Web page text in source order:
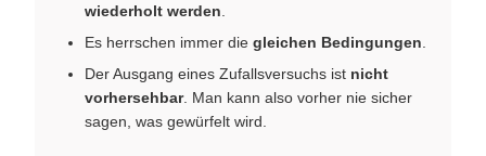
wiederholt werden
Es herrschen immer die gleichen Bedingungen
Der Ausgang eines Zufallsversuchs ist nicht
vorhersehbar. Man kann also vorher nie sicher
sagen, was gewürfelt wird.